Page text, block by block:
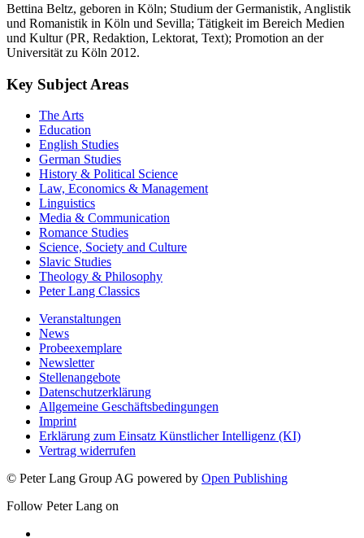
Bettina Beltz, geboren in Köln; Studium der Germanistik, Anglistik
und Romanistik in Köln und Sevilla; Tätigkeit im Bereich Medien
und Kultur (PR, Redaktion, Lektorat, Text); Promotion an der
Universität zu Köln 2012.
Key Subject Areas
The Arts
Education
English Studies
German Studies
History & Political Science
Law, Economics & Management
Linguistics
Media & Communication
Romance Studies
Science, Society and Culture
Slavic Studies
Theology & Philosophy
Peter Lang Classics
Veranstaltungen
News
Probeexemplare
Newsletter
Stellenangebote
Datenschutzerklärung
Allgemeine Geschäftsbedingungen
Imprint
Erklärung zum Einsatz Künstlicher Intelligenz (KI)
Vertrag widerrufen
© Peter Lang Group AG powered by Open Publishing
Follow Peter Lang on